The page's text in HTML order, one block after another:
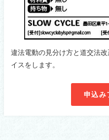
違法電動の見分け方と道交法
イスをします。
申込み